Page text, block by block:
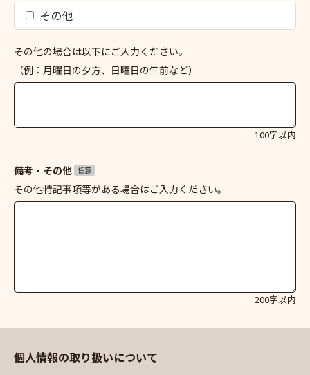
その他
その他の場合は以下にご入力ください。
（例：月曜日の夕方、日曜日の午前など）
100字以内
備考・その他 任意
その他特記事項等がある場合はご入力ください。
200字以内
個人情報の取り扱いについて